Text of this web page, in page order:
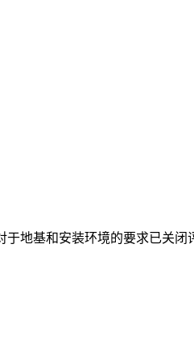
于地基和安装环境的要求已关闭